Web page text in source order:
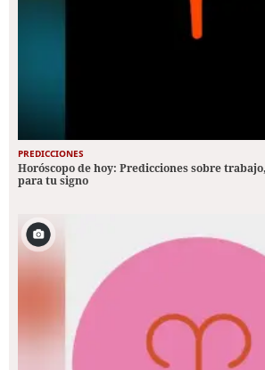
PREDICCIONES
Horóscopo de hoy: Predicciones sobre
para tu signo